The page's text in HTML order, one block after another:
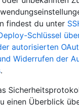
findest du unter
Schlüssel
autorisierten
Widerrufen der
.
einen Überblick